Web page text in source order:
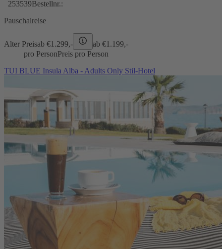
253539Bestellnr.:
Pauschalreise
Alter Preisab €1.299,- ab €1.199,-
pro PersonPreis pro Person
TUI BLUE Insula Alba - Adults Only Stil-Hotel